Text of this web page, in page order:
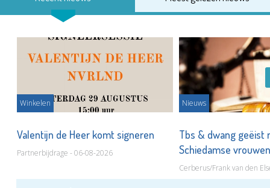
Winkelen
Valentijn de Heer komt signeren
Partnerbijdrage - 06-08-2026
Nieuws
Tbs & dwang geëist
Schiedamse
Cerberus/Frank van den